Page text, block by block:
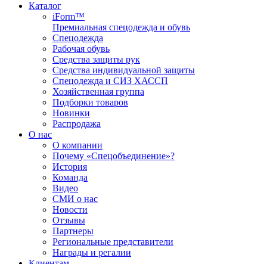
Каталог
iForm™
Премиальная спецодежда и обувь
Спецодежда
Рабочая обувь
Средства защиты рук
Средства индивидуальной защиты
Спецодежда и СИЗ ХАССП
Хозяйственная группа
Подборки товаров
Новинки
Распродажа
О нас
О компании
Почему «Спецобъединение»?
История
Команда
Видео
СМИ о нас
Новости
Отзывы
Партнеры
Региональные представители
Награды и регалии